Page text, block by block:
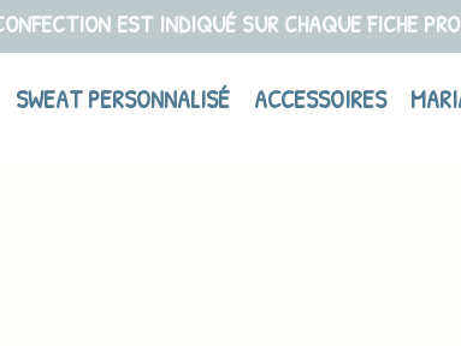
EST INDIQUÉ SUR CHAQUE FICHE
SWEAT PERSONNALISÉ ACCESSOIRES